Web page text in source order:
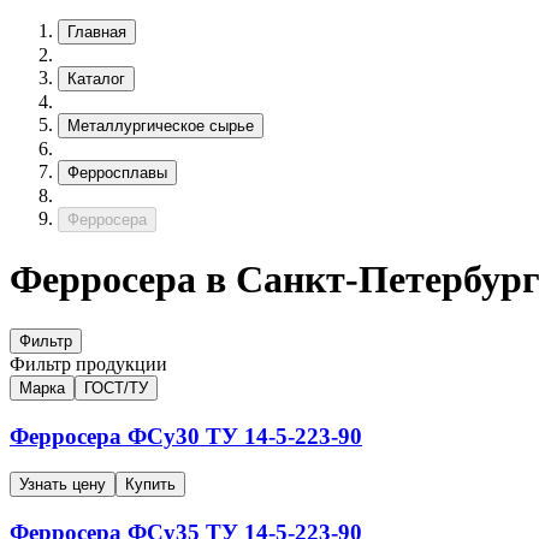
Главная
Каталог
Металлургическое сырье
Ферросплавы
Ферросера
Ферросера в Санкт-
Фильтр
Фильтр продукции
Марка ГОСТ/ТУ
Ферросера ФСу30 ТУ 14-5-223-90
Узнать цену Купить
Ферросера ФСу35 ТУ 14-5-223-90